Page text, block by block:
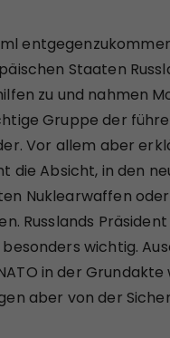
Staaten
zu und nahmen
Gruppe der
Vor allem aber
die Absicht, in den
Nuklearwaffen
Russlands
wichtig.
in der Grundakte
aber von der